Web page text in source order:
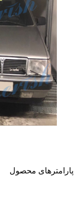
پارامترهای محصول